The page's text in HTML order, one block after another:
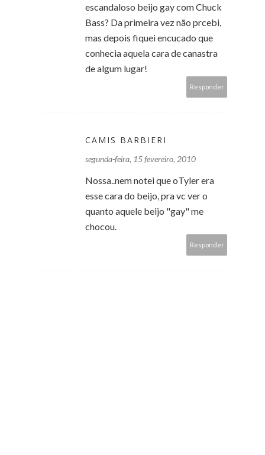
escandaloso beijo gay com Chuck
Bass? Da primeira vez não prcebi,
mas depois fiquei encucado que
conhecia aquela cara de canastra
de algum lugar!
Responder
CAMIS BARBIERI
segunda-feira, 15 fevereiro, 2010
Nossa..nem notei que oTyler era
esse cara do beijo, pra vc ver o
quanto aquele beijo "gay" me
chocou.
Responder